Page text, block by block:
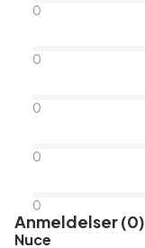
0
0
0
0
0
Anmeldelser (0)
Nuce